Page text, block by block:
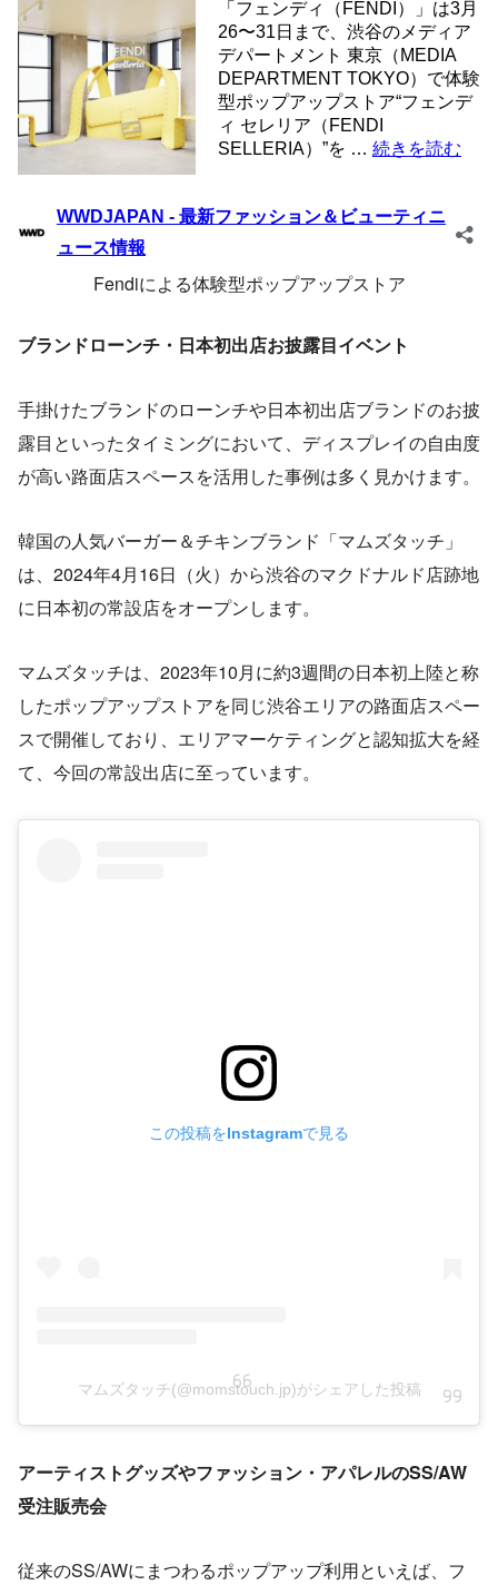
Fendiによる体験型ポップアップストア
ブランドローンチ・日本初出店お披露目イベント
手掛けたブランドのローンチや日本初出店ブランドのお披
露目といったタイミングにおいて、ディスプレイの自由度
が高い路面店スペースを活用した事例は多く見かけます。
韓国の人気バーガー＆チキンブランド「マムズタッチ」
は、2024年4月16日（火）から渋谷のマクドナルド店跡地
に日本初の常設店をオープンします。
マムズタッチは、2023年10月に約3週間の日本初上陸と称
したポップアップストアを同じ渋谷エリアの路面店スペー
スで開催しており、エリアマーケティングと認知拡大を経
て、今回の常設出店に至っています。
この投稿をInstagramで見る
マムズタッチ(@momstouch.jp)がシェアした投稿
アーティストグッズやファッション・アパレルのSS/AW
受注販売会
従来のSS/AWにまつわるポップアップ利用といえば、フ